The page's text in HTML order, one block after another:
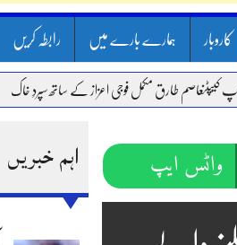
کاروبار ہمارے بارے میں رابطہ کریں
طارق مکمل فوجی اعزاز کے ساتھ سپردِ خاک
اہم خبریں واٹس ایپ